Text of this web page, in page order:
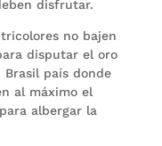
disfrutar.
no bajen
disputar el oro
país donde
al máximo el
albergar la